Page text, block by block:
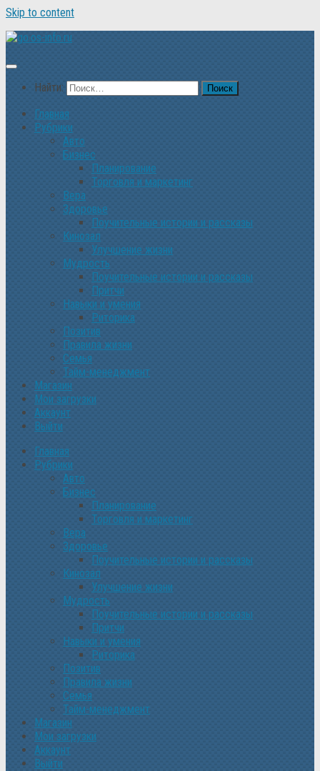
Skip to content
Найти:
Главная
Рубрики
Авто
Бизнес
Планирование
Торговля и маркетинг
Вера
Здоровье
Поучительные истории и рассказы
Кинозал
Улучшение жизни
Мудрость
Поучительные истории и рассказы
Притчи
Навыки и умения
Риторика
Позитив
Правила жизни
Семья
Тайм-менеджмент
Магазин
Мои загрузки
Аккаунт
Выйти
Главная
Рубрики
Авто
Бизнес
Планирование
Торговля и маркетинг
Вера
Здоровье
Поучительные истории и рассказы
Кинозал
Улучшение жизни
Мудрость
Поучительные истории и рассказы
Притчи
Навыки и умения
Риторика
Позитив
Правила жизни
Семья
Тайм-менеджмент
Магазин
Мои загрузки
Аккаунт
Выйти